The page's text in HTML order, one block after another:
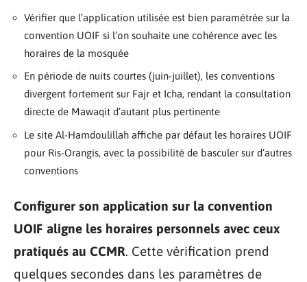
Vérifier que l’application utilisée est bien paramétrée sur la
convention UOIF si l’on souhaite une cohérence avec les
horaires de la mosquée
En période de nuits courtes (juin-juillet), les conventions
divergent fortement sur Fajr et Icha, rendant la consultation
directe de Mawaqit d’autant plus pertinente
Le site Al-Hamdoulillah affiche par défaut les horaires UOIF
pour Ris-Orangis, avec la possibilité de basculer sur d’autres
conventions
Configurer son application sur la convention
UOIF aligne les horaires personnels avec ceux
pratiqués au CCMR. Cette vérification prend
quelques secondes dans les paramètres de